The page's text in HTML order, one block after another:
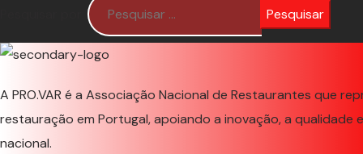
A PRO.VAR é a Associação Nacional de Restaurantes que
restauração em Portugal, apoiando a inovação, a qualidade
nacional.